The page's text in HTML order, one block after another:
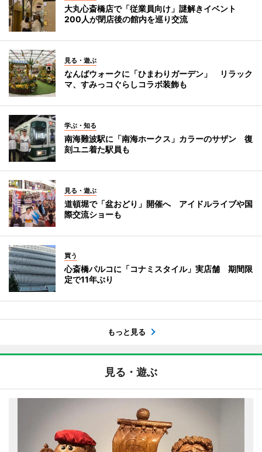
大丸心斎橋店で「従業員向け」謎解きイベント
200人が閉店後の館内を巡り交流
見る・遊ぶ
なんばウォークに「ひまわりガーデン」 リラック
マ、すみっコぐらしコラボ装飾も
学ぶ・知る
南海難波駅に「南海ホークス」カラーのサザン 復
刻ユニ着た駅員も
見る・遊ぶ
道頓堀で「盆おどり」開催へ アイドルライブや国
際交流ショーも
買う
心斎橋パルコに「コナミスタイル」実店舗 期間限
定で11年ぶり
もっと見る
見る・遊ぶ